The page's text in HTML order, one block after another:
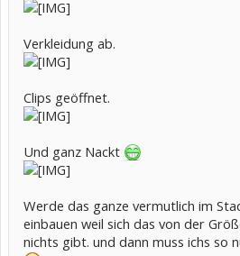
Verkleidung ab.
Clips geöffnet.
Und ganz Nackt
Werde das ganze vermutlich im
einbauen weil sich das von der
nichts gibt. und dann muss ichs so